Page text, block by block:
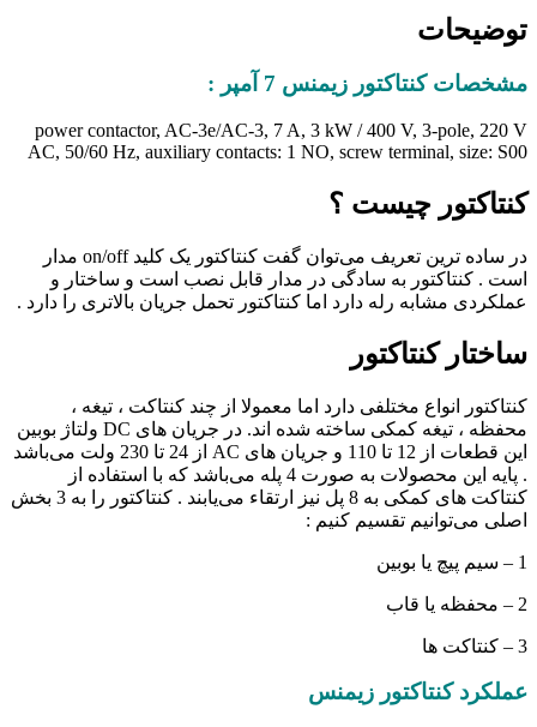
توضیحات
مشخصات کنتاکتور زیمنس 7 آمپر :
power contactor, AC-3e/AC-3, 7 A, 3 kW / 400 V, 3-pole, 220 V
AC, 50/60 Hz, auxiliary contacts: 1 NO, screw terminal, size: S00
کنتاکتور چیست ؟
در ساده ترین تعریف می‌توان گفت کنتاکتور یک کلید on/off مدار
است . کنتاکتور به سادگی در مدار قابل نصب است و ساختار و
عملکردی مشابه رله دارد اما کنتاکتور تحمل جریان بالاتری را دارد .
ساختار کنتاکتور
کنتاکتور انواع مختلفی دارد اما معمولا از چند کنتاکت ، تیغه ،
محفظه ، تیغه کمکی ساخته شده اند. در جریان های DC ولتاژ بوبین
این قطعات از 12 تا 110 و جریان های AC از 24 تا 230 ولت می‌باشد
. پایه این محصولات به صورت 4 پله می‌باشد که با استفاده از
کنتاکت های کمکی به 8 پل نیز ارتقاء می‌یابند . کنتاکتور را به 3 بخش
اصلی می‌توانیم تقسیم کنیم :
1 – سیم پیچ یا بوبین
2 – محفظه یا قاب
3 – کنتاکت ها
عملکرد کنتاکتور زیمنس